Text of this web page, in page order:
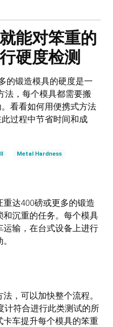
能对笨重的
硬度检测
的锻造模具的硬度是一
法，每个模具都需要搬
看看如何用便携式方法
过程中节省时间和成
Metal Hardness
达400磅或更多的锻造
沉重的任务。每个模具
输，在台式设备上进行
。
，可以加快整个流程。
计符合进行此类测试的所
车提升每个模具的笨重